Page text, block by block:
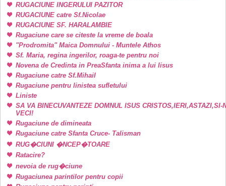
RUGACIUNE INGERULUI PAZITOR
RUGACIUNE catre Sf.Nicolae
RUGACIUNE SF. HARALAMBIE
Rugaciune care se citeste la vreme de boala
"Prodromita" Maica Domnului - Muntele Athos
Sf. Maria, regina ingerilor, roaga-te pentru noi
Novena de Credinta in PreaSfanta inima a lui Iisus
Rugaciune catre Sf.Mihail
Rugaciune pentru linistea sufletului
Liniste
SA VA BINECUVANTEZE DOMNUL ISUS CRISTOS,IERI,ASTAZI,SI-
VECI!
Rugaciune de dimineata
Rugaciune catre Sfanta Cruce- Talisman
RUG�CIUNI �NCEP�TOARE
Ratacire?
nevoia de rug�ciune
Rugaciunea parintilor pentru copii